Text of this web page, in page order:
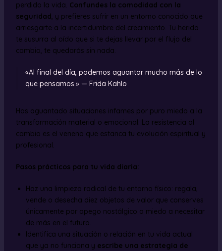
perdido la vida. Confundes la comodidad con la
seguridad, y prefieres sufrir en un entorno conocido que
arriesgarte a la incertidumbre del crecimiento. Tu herida
te susurra al oído que si te dejas llevar por el flujo del
cambio, te quedarás sin nada.
«Al final del día, podemos aguantar mucho más de lo
que pensamos.» — Frida Kahlo
Has aguantado situaciones infames por puro miedo a la
transformación material o emocional. La resistencia al
cambio es el veneno que estanca tu evolución espiritual y
profesional.
Pasos prácticos para tu vida diaria:
Haz una limpieza radical de tu entorno físico: regala,
vende o desecha diez objetos de valor que conserves
únicamente por apego nostálgico o miedo a necesitar
de más en el futuro.
Identifica una situación o relación en tu vida actual
que ya no funciona y escribe una estrategia de